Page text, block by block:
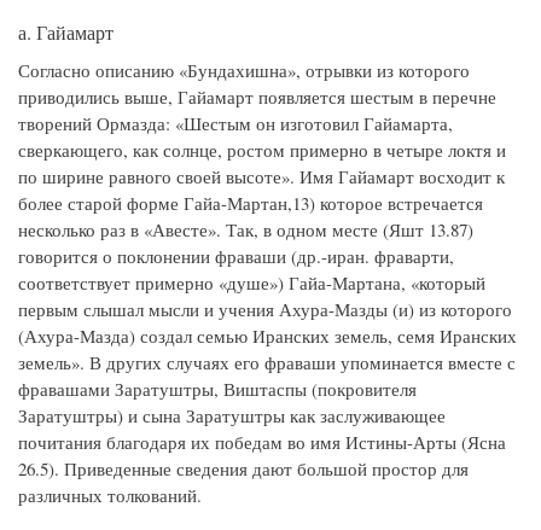
а. Гайамарт
Согласно описанию «Бундахишна», отрывки из которого
приводились выше, Гайамарт появляется шестым в перечне
творений Ормазда: «Шестым он изготовил Гайамарта,
сверкающего, как солнце, ростом примерно в четыре локтя и
по ширине равного своей высоте». Имя Гайамарт восходит к
более старой форме Гайа-Мартан,13) которое встречается
несколько раз в «Авесте». Так, в одном месте (Яшт 13.87)
говорится о поклонении фраваши (др.-иран. фраварти,
соответствует примерно «душе») Гайа-Мартана, «который
первым слышал мысли и учения Ахура-Мазды (и) из которого
(Ахура-Мазда) создал семью Иранских земель, семя Иранских
земель». В других случаях его фраваши упоминается вместе с
фравашами Заратуштры, Виштаспы (покровителя
Заратуштры) и сына Заратуштры как заслуживающее
почитания благодаря их победам во имя Истины-Арты (Ясна
26.5). Приведенные сведения дают большой простор для
различных толкований.